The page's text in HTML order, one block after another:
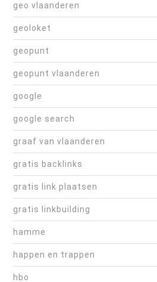
geo vlaanderen
geoloket
geopunt
geopunt vlaanderen
google
google search
graaf van vlaanderen
gratis backlinks
gratis link plaatsen
gratis linkbuilding
hamme
happen en trappen
hbo